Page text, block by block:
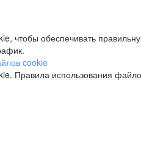
чтобы обеспечивать
cookie
Правила использования